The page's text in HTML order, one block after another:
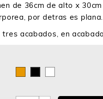
de 36cm de alto x
por detras es plana.
acabados, en